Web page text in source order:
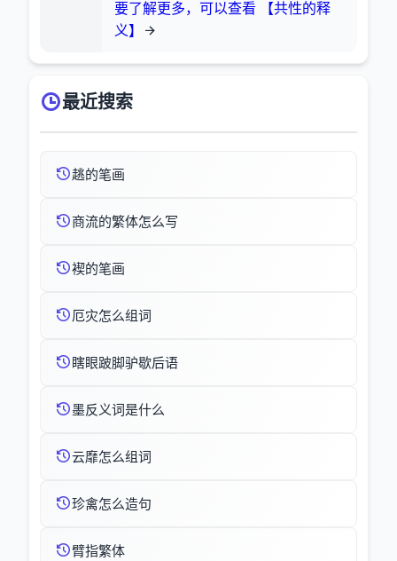
要了解更多，可以查看 【共性的释
义】
最近搜索
趒的笔画
商流的繁体怎么写
褉的笔画
厄灾怎么组词
瞎眼跛脚驴歇后语
墨反义词是什么
云靡怎么组词
珍禽怎么造句
臂指繁体